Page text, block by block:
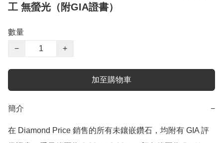
工 無螢光（附GIA證書）
數量
−
+
加至購物車
簡介 −
在 Diamond Price 銷售的所有未鑲嵌鑽石，均附有 GIA 評